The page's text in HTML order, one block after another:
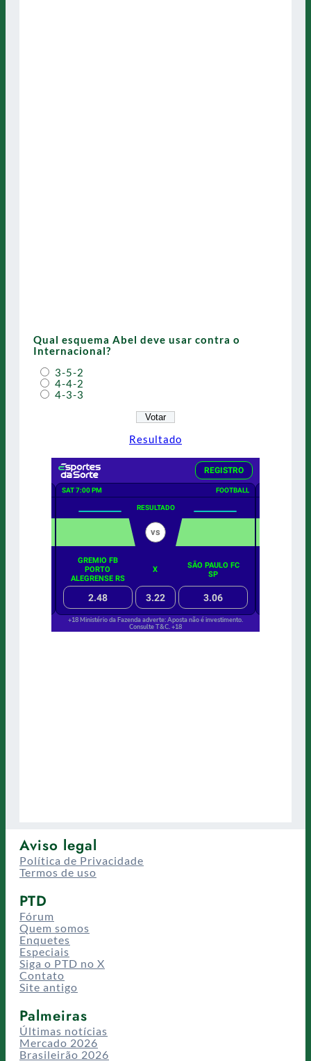
Qual esquema Abel deve usar contra o
Internacional?
3-5-2
4-4-2
4-3-3
Resultado
Aviso legal
Política de Privacidade
Termos de uso
PTD
Fórum
Quem somos
Enquetes
Especiais
Siga o PTD no X
Contato
Site antigo
Palmeiras
Últimas notícias
Mercado 2026
Brasileirão 2026